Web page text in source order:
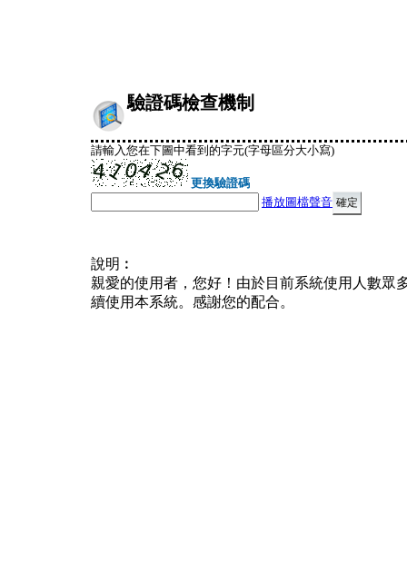
驗證碼檢查機制
請輸入您在下圖中看到的字元(字母區分大小寫)
更換驗證碼
播放圖檔聲音
說明︰
親愛的使用者，您好！由於目前系統使用人數眾
續使用本系統。感謝您的配合。